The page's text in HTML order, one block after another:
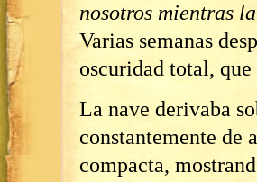
nosotros mientras
Varias semanas
oscuridad total,
La nave derivaba
constantemente de
compacta,